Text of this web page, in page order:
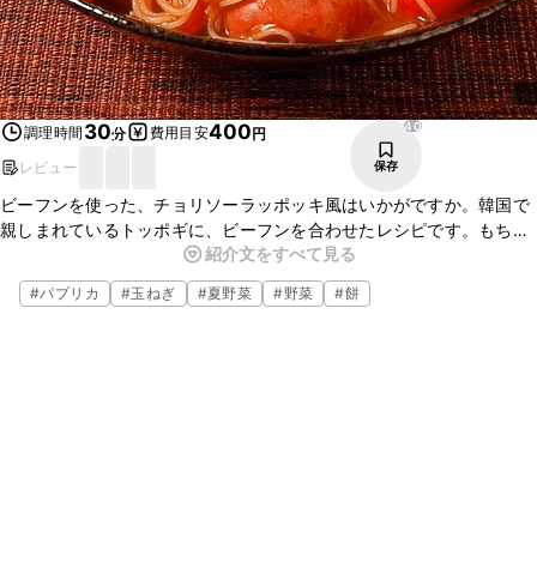
調理時間 30分 費用目安400円
レビュー
40
保存
ビーフンを使った、チョリソーラッポッキ風はいかがですか。韓国で
親しまれているトッポギに、ビーフンを合わせたレシピです。もちも
ちとした食感のトッポギとビーフンに、甘辛いタレが絡んでおいしい
ですよ。ぜひお試しください。
紹介文をすべて見る
#パプリカ #玉ねぎ #夏野菜 #野菜 #餅